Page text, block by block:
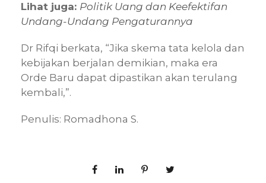
Lihat juga: Politik Uang dan Keefektifan
Undang-Undang Pengaturannya
Dr Rifqi berkata, “Jika skema tata kelola dan
kebijakan berjalan demikian, maka era
Orde Baru dapat dipastikan akan terulang
kembali,”.
Penulis: Romadhona S.